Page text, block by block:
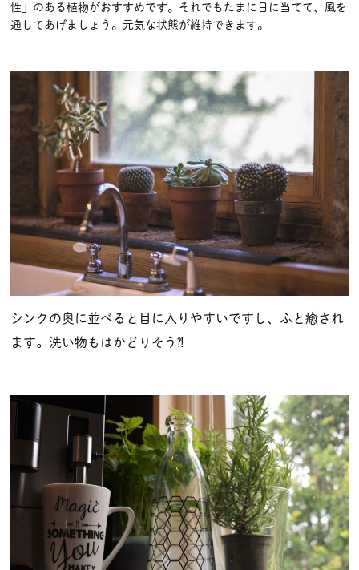
性」のある植物がおすすめです。それでもたまに日に当てて、風を
通してあげましょう。元気な状態が維持できます。
シンクの奥に並べると目に入りやすいですし、ふと癒され
ます。洗い物もはかどりそう⁈